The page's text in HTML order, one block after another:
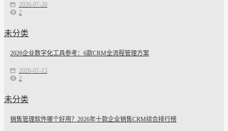
2026-07-20
2
未分类
2026企业数字化工具参考：6款CRM全流程管理方案
2026-07-15
2
未分类
销售管理软件哪个好用？2026年十款企业销售CRM综合排行榜